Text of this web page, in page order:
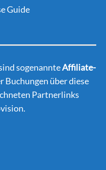
Guide
sogenannteAffiliate-
Buchungen über diese
Partnerlinks